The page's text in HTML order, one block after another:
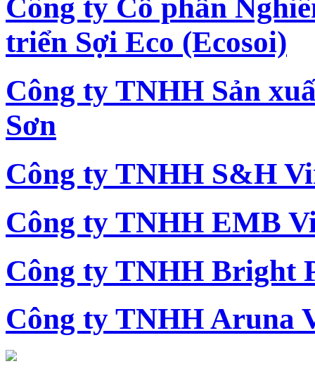
Công ty Cổ phần
triển Sợi Eco (Ecosoi)
Công ty TNHH Sản
Sơn
Công ty TNHH S&H
Công ty TNHH EMB
Công ty TNHH Bright
Công ty TNHH Aruna